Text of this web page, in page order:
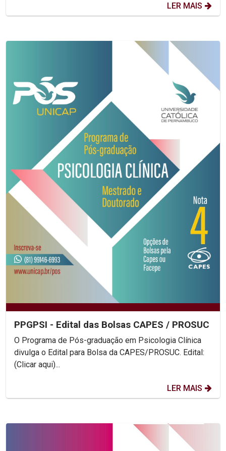
LER MAIS
PPGPSI - Edital das Bolsas CAPES / PROSUC
O Programa de Pós-graduação em Psicologia Clínica
divulga o Edital para Bolsa da CAPES/PROSUC. Edital:
(Clicar aqui)...
LER MAIS